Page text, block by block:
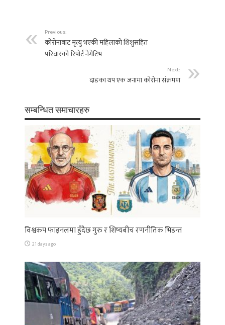
Previous:
कोरोनाबाट मृत्यु भएकी महिलाकाे शिशुसहित
परिवारकाे रिपोर्ट नेगेटिभ
Next:
दाङका थप एक जनामा काेराेना संक्रमण
सम्बन्धित समाचारहरु
विश्वकप फाइनलमा हुँदैछ गुरु र शिष्यबीच रणनीतिक भिडन्त
21 days ago